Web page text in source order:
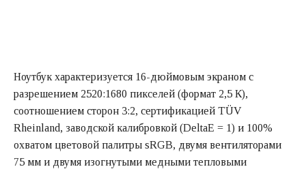
Ноутбук характеризуется 16-дюймовым экраном с
разрешением 2520:1680 пикселей (формат 2,5 К),
соотношением сторон 3:2, сертификацией TÜV
Rheinland, заводской калибровкой (DeltaE = 1) и 100%
охватом цветовой палитры sRGB, двумя вентиляторами
75 мм и двумя изогнутыми медными тепловыми